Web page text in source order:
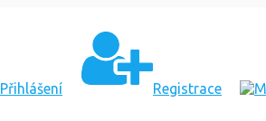
Přihlášení Registrace